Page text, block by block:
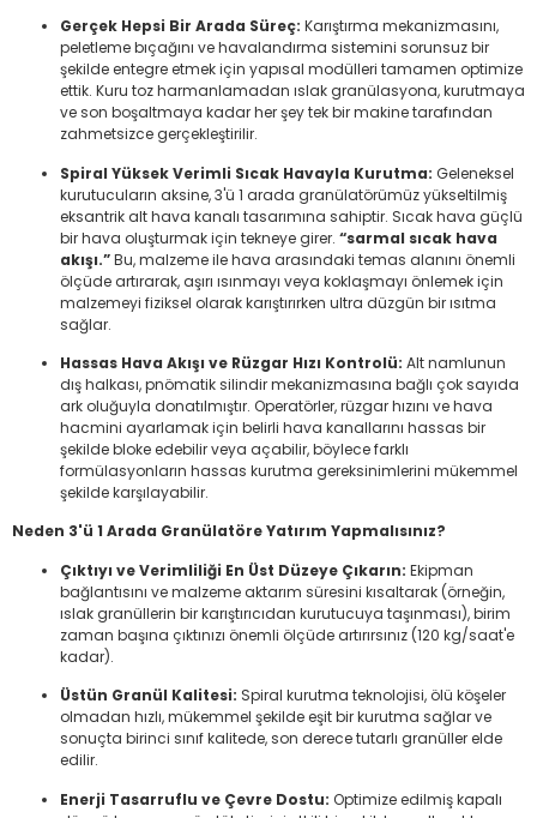
Gerçek Hepsi Bir Arada Süreç: Karıştırma mekanizmasını,
peletleme bıçağını ve havalandırma sistemini sorunsuz bir
şekilde entegre etmek için yapısal modülleri tamamen optimize
ettik. Kuru toz harmanlamadan ıslak granülasyona, kurutmaya
ve son boşaltmaya kadar her şey tek bir makine tarafından
zahmetsizce gerçekleştirilir.
Spiral Yüksek Verimli Sıcak Havayla Kurutma: Geleneksel
kurutucuların aksine, 3'ü 1 arada granülatörümüz yükseltilmiş
eksantrik alt hava kanalı tasarımına sahiptir. Sıcak hava güçlü
bir hava oluşturmak için tekneye girer. “sarmal sıcak hava
akışı.”Bu, malzeme ile hava arasındaki temas alanını önemli
ölçüde artırarak, aşırı ısınmayı veya koklaşmayı önlemek için
malzemeyi fiziksel olarak karıştırırken ultra düzgün bir ısıtma
sağlar.
Hassas Hava Akışı ve Rüzgar Hızı Kontrolü: Alt namlunun
dış halkası, pnömatik silindir mekanizmasına bağlı çok sayıda
ark oluğuyla donatılmıştır. Operatörler, rüzgar hızını ve hava
hacmini ayarlamak için belirli hava kanallarını hassas bir
şekilde bloke edebilir veya açabilir, böylece farklı
formülasyonların hassas kurutma gereksinimlerini mükemmel
şekilde karşılayabilir.
Neden 3'ü 1 Arada Granülatöre Yatırım Yapmalısınız?
Çıktıyı ve Verimliliği En Üst Düzeye Çıkarın: Ekipman
bağlantısını ve malzeme aktarım süresini kısaltarak (örneğin,
ıslak granüllerin bir karıştırıcıdan kurutucuya taşınması), birim
zaman başına çıktınızı önemli ölçüde artırırsınız (120 kg/saat'e
kadar).
Üstün Granül Kalitesi: Spiral kurutma teknolojisi, ölü köşeler
olmadan hızlı, mükemmel şekilde eşit bir kurutma sağlar ve
sonuçta birinci sınıf kalitede, son derece tutarlı granüller elde
edilir.
Enerji Tasarruflu ve Çevre Dostu: Optimize edilmiş kapalı